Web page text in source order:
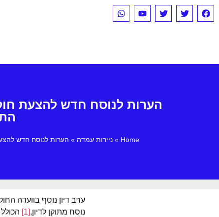
התשפ"ג-
Home
» ניירות עמדה » הערות לנוסח חדש להצעת חוק-יסוד: השפיטה (תיקון מס' 3)
נוסח מתוקן לדיון,